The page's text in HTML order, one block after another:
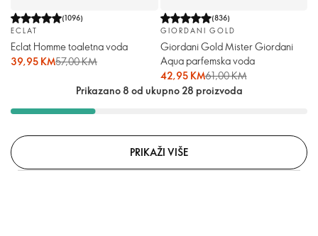
(1096)
ECLAT
Eclat Homme toaletna voda
39,95 KM57,00 KM
(836)
GIORDANI GOLD
Giordani Gold Mister Giordani
Aqua parfemska voda
42,95 KM61,00 KM
Prikazano 8 od ukupno 28 proizvoda
PRIKAŽI VIŠE